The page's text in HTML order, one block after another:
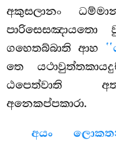
අකුසලානං
පාරිසෙසඤායතො
ගහෙතබ්බාති ආහ
තෙ
ඨපෙත්වාති
අනෙකප්පකාරා.
අයං